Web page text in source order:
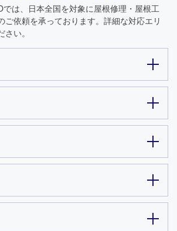
では、日本全国を対象に屋根修理・屋根工
ご依頼を承っております。詳細な対応エリ
い。